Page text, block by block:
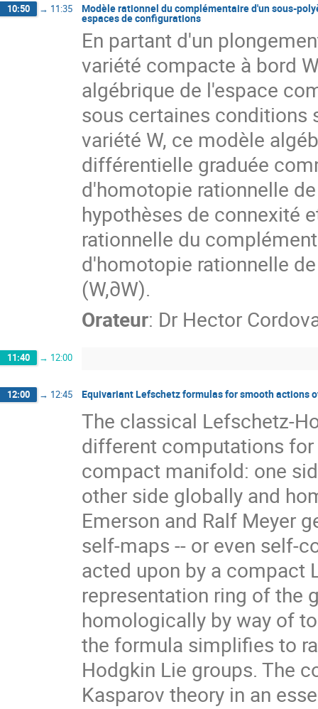
10:50 → 11:35 Modèle rationnel du complémentaire d'un sous-
espaces de configurations
En partant d'un
variété compacte à bord
algébrique de l'espace
sous certaines conditions
variété W, ce modèle
différentielle graduée
d'homotopie rationnelle
hypothèses de connexité
rationnelle du
d'homotopie rationnelle
(W,∂W).
Orateur: Dr Hector
11:40 → 12:00
12:00 → 12:45 Equivariant Lefschetz formulas for smooth actions
The classical Lefschetz-
different computations
compact manifold: one
other side globally and
Emerson and Ralf Meyer
self-maps -- or even self-
acted upon by a compact
representation ring of the
homologically by way of
the formula simplifies to
Hodgkin Lie groups. The
Kasparov theory in an